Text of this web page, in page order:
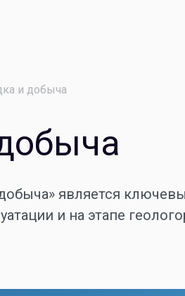
и добыча
является
и на этапе